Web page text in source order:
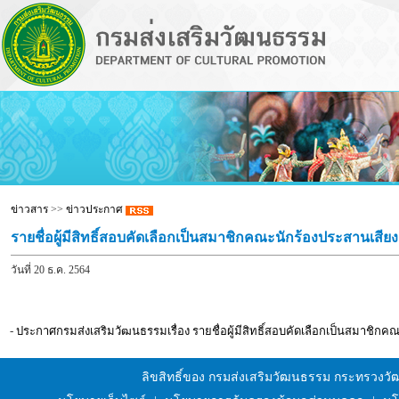
ข่าวสาร>> ข่าวประกาศ
รายชื่อผู้มีสิทธิ์สอบคัดเลือกเป็นสมาชิกคณะนักร้องประสานเสีย
วันที่ 20 ธ.ค. 2564
- ประกาศกรมส่งเสริมวัฒนธรรมเรื่อง รายชื่อผู้มีสิทธิ์สอบคัดเลือกเป็นสมาชิก
ลิขสิทธิ์ของ กรมส่งเสริมวัฒนธรรม กระทรวง